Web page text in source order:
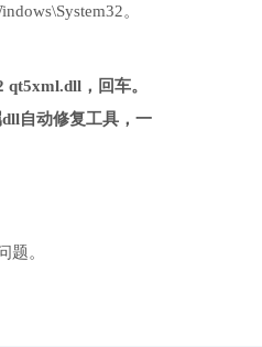
。
，回车。
自动修复工具，一
题。